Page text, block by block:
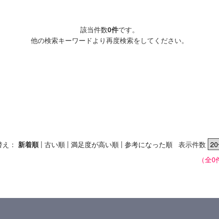
該当件数0件です。
他の検索キーワードより再度検索をしてください。
： 新着順 | 古い順 | 満足度が高い順 | 参考になった順 表示件数
（全